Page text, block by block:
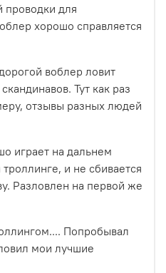
проводки для
хорошо справляется
воблер ловит
Тут как раз
отзывы разных людей
играет на дальнем
и не сбивается
Разловлен на первой же
Попробывал
мои лучшие